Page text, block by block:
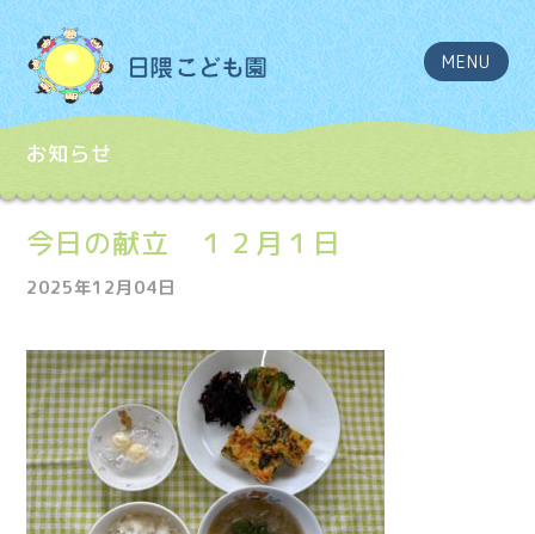
MENU
お知らせ
今日の献立 １２月１日
2025年12月04日